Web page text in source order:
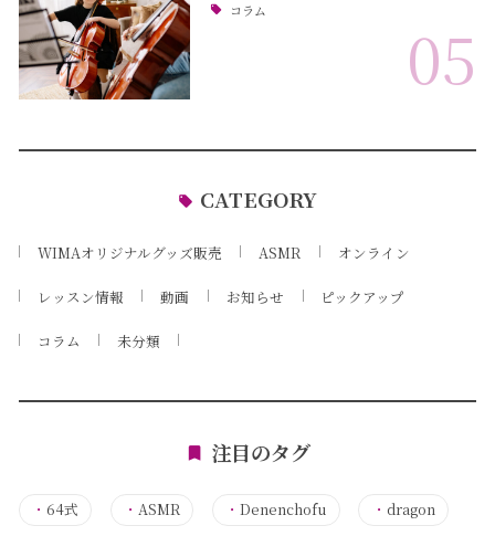
コラム
05
CATEGORY
WIMAオリジナルグッズ販売 ASMR オンライン
レッスン情報 動画 お知らせ ピックアップ
コラム 未分類
注目のタグ
・ 64式 ・ASMR ・Denenchofu ・ dragon